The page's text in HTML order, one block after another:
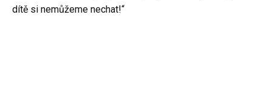
dítě si nemůžeme nechat!“